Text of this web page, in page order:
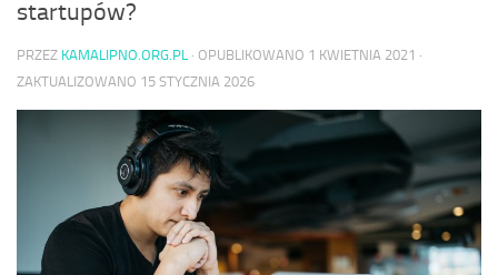
startupów?
PRZEZ KAMALIPNO.ORG.PL · OPUBLIKOWANO 1 KWIETNIA 2021 ·
ZAKTUALIZOWANO 15 STYCZNIA 2026